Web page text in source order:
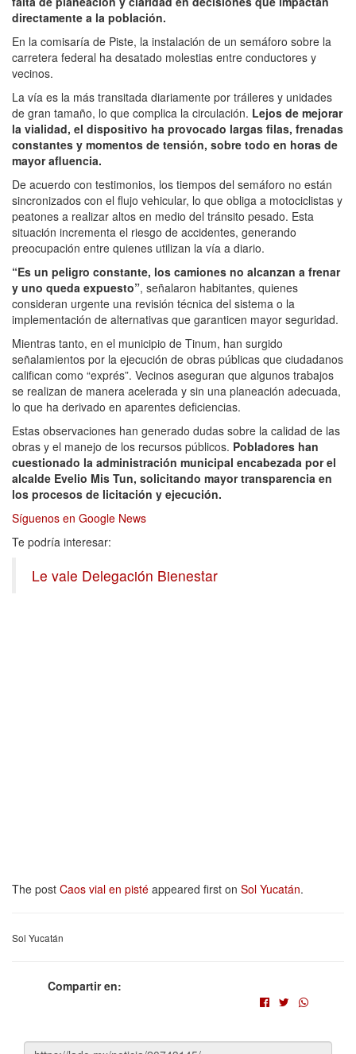
directamente a la población.
En la comisaría de Piste, la instalación de un semáforo sobre la
carretera federal ha desatado molestias entre conductores y
vecinos.
La vía es la más transitada diariamente por tráileres y unidades
de gran tamaño, lo que complica la circulación. Lejos de mejorar
la vialidad, el dispositivo ha provocado largas filas, frenadas
constantes y momentos de tensión, sobre todo en horas de
mayor afluencia.
De acuerdo con testimonios, los tiempos del semáforo no están
sincronizados con el flujo vehicular, lo que obliga a motociclistas y
peatones a realizar altos en medio del tránsito pesado. Esta
situación incrementa el riesgo de accidentes, generando
preocupación entre quienes utilizan la vía a diario.
“Es un peligro constante, los camiones no alcanzan a frenar
y uno queda expuesto”, señalaron habitantes, quienes
consideran urgente una revisión técnica del sistema o la
implementación de alternativas que garanticen mayor seguridad.
Mientras tanto, en el municipio de Tinum, han surgido
señalamientos por la ejecución de obras públicas que ciudadanos
califican como “exprés”. Vecinos aseguran que algunos trabajos
se realizan de manera acelerada y sin una planeación adecuada,
lo que ha derivado en aparentes deficiencias.
Estas observaciones han generado dudas sobre la calidad de las
obras y el manejo de los recursos públicos. Pobladores han
cuestionado la administración municipal encabezada por el
alcalde Evelio Mis Tun, solicitando mayor transparencia en
los procesos de licitación y ejecución.
Síguenos en Google News
Te podría interesar:
Le vale Delegación Bienestar
The post Caos vial en pisté appeared first on Sol Yucatán.
Sol Yucatán
Compartir en: